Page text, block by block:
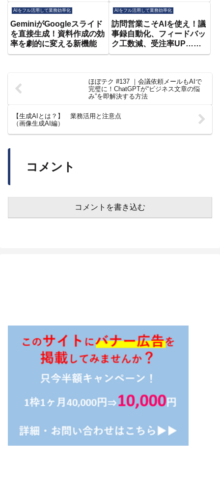
法。プロンプトもコンテキ
ストも超える”ハーネス”を
初心者向けに完全解説
AIをフル活用して業務効率化
GeminiがGoogleスライド
を直接生成！資料作成の効
率を劇的に変える新機能
AIをフル活用して業務効率化
訪問営業こそAIを使え！議
事録自動化、フィードバッ
ク工数減、受注率UP…イ
イコトしかありません
ほぼテク #137 ｜会議依頼メールもAIで
完璧に！ChatGPTが“ビジネス文章の悩
み”を即解決する方法
【生成AIとは？】 業務活用と注意点
（画像生成AI編）
コメント
コメントを書き込む